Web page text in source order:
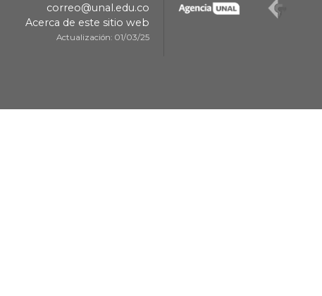
correo@unal.edu.co
Acerca de este sitio web
Actualización: 01/03/25